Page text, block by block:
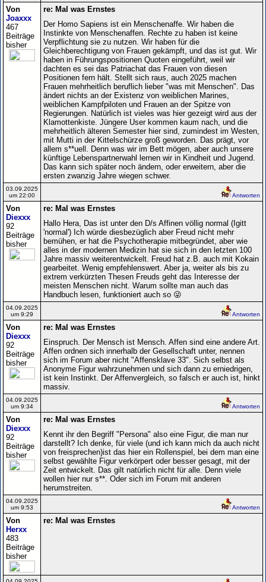
Von
Joaxxx
467
Beiträge
bisher
re: Mal was Ernstes
Der Homo Sapiens ist ein Menschenaffe. Wir haben die
Instinkte von Menschenaffen. Rechte zu haben ist keine
Verpflichtung sie zu nutzen. Wir haben für die
Gleichberechtigung von Frauen gekämpft, und das ist gut. Wir
haben in Führungspositionen Quoten eingeführt, weil wir
dachten es sei das Patriachat das Frauen von diesen
Positionen fern hält. Stellt sich raus, auch 2025 machen
Frauen mehrheitlich beruflich lieber "was mit Menschen". Das
ändert nichts an der Existenz von weiblichen Marines,
weiblichen Kampfpiloten und Frauen an der Spitze von
Regierungen. Natürlich ist vieles was hier gezeigt wird aus der
Klamottenkiste. Jüngere User kommen kaum nach, und die
mehrheitlich älteren Semester hier sind, zumindest im Westen,
mit Mutti in der Kittelschürze groß geworden. Das prägt, vor
allem s**uell. Denn was wir im Bett mögen, aber auch unsere
künftige Lebenspartnerwahl lernen wir in Kindheit und Jugend.
Das kann sich später noch ändern, oder erweitern, aber die
ersten zwanzig Jahre wiegen schwer.
03.09.2025
um 22:00
Antworten
Von
Diexxx
92
Beiträge
bisher
re: Mal was Ernstes
Hallo Hera, Das ist unter den D/s Affinen völlig normal (Igitt
'normal') Ich würde diesbezüglich aber Freud nicht mehr
bemühen, er hat die Psychotherapie mitbegründet, aber wie
alles in der modernen Medizin hat sie sich in den letzten 100
Jahre massiv weiterentwickelt. Freud hat z.B. auch mit Kokain
gearbeitet. Wenig empfehlenswert. Aber ja, weiter als bis zu
extrem verkürzten Thesen Freuds geht das Interesse der
meisten Menschen nicht. Warum sollte man auch das
Handbuch lesen, funktioniert auch so 😜
04.09.2025
um 9:29
Antworten
Von
Diexxx
92
Beiträge
bisher
re: Mal was Ernstes
Einspruch. Der Mensch ist Mensch. Affen sind eine andere Art.
Affen ordnen sich innerhalb der Gesellschaft unter, nennen
sich im Forum aber nicht "Affensklave 33". Sich selbst als
Anonyme Figur wahrzunehmen und sich dann zu erniedrigen,
ist kein Instinkt. Der Affenvergleich, so falsch er auch ist, hinkt
massiv.
04.09.2025
um 9:34
Antworten
Von
Diexxx
92
Beiträge
bisher
re: Mal was Ernstes
Kennt ihr den Begriff "Persona" also eine Figur, die man nur
darstellt? Ich denke, für viele (und ich kann mich da auch nicht
von freisprechen)ist das hier ein Rollenspiel, bei dem man eine
selbst gewählte Figur verkörpert oder besser gesagt, mit der
Zeit entwickelt. Das gilt natürlich nicht für alle. Denn viele
wollen hier nur s**. Oder sich im Forum mit anderen
herumstreiten.
04.09.2025
um 9:53
Antworten
Von
Herxx
483
Beiträge
bisher
re: Mal was Ernstes